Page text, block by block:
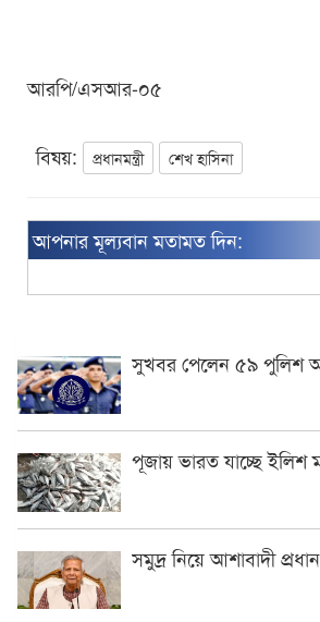
আরপি/এসআর-০৫
বিষয়: প্রধানমন্ত্রী শেখ হাসিনা
আপনার মূল্যবান মতামত দিন:
সুখবর পেলেন ৫৯ পুলিশ
পূজায় ভারত যাচ্ছে ইলিশ
সমুদ্র নিয়ে আশাবাদী